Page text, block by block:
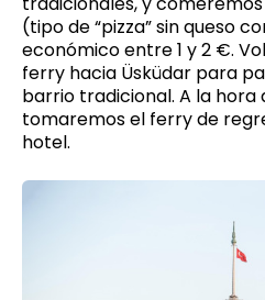
(tipo de “pizza” sin queso
económico entre 1 y 2 €.
ferry hacia Üsküdar para
barrio tradicional. A la hora
tomaremos el ferry de
hotel.